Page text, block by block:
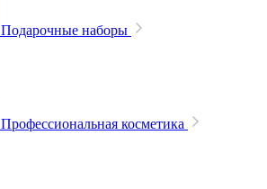
Подарочные наборы
Профессиональная косметика